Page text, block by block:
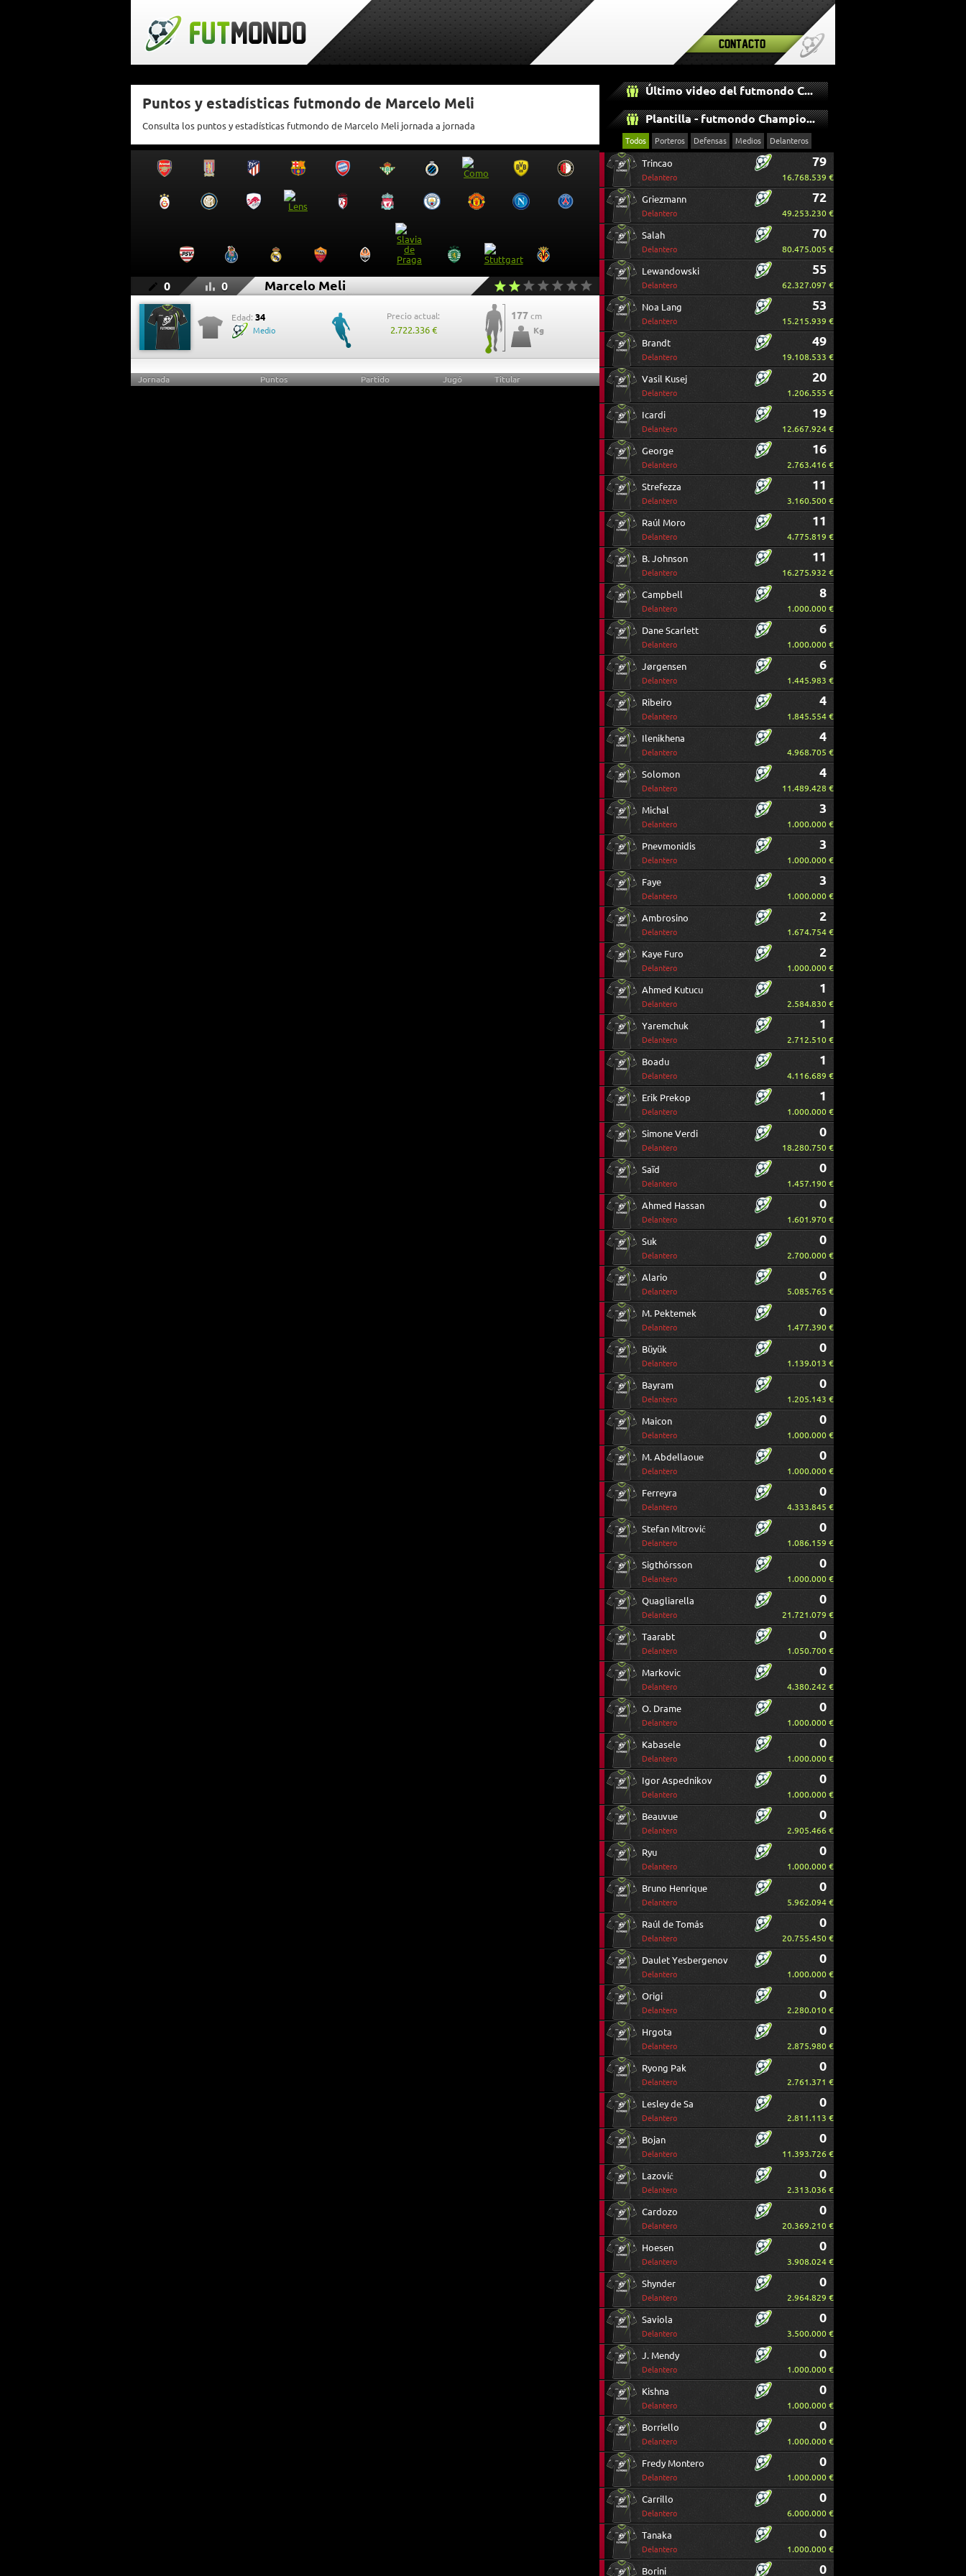
Contacto
Puntos y estadísticas futmondo de Marcelo Meli
Consulta los puntos y estadísticas futmondo de Marcelo Meli jornada a jornada
0 0 Marcelo Meli
Edad: 34
Medio
Precio actual:
2.722.336 €
177 cm
Kg
Jornada Puntos Partido Jugó Titular
Último video del futmondo Champions
Plantilla - futmondo Champions
Todos Porteros Defensas Medios Delanteros
Trincao
Delantero
79
16.768.539 €
Griezmann
Delantero
72
49.253.230 €
Salah
Delantero
70
80.475.005 €
Lewandowski
Delantero
55
62.327.097 €
Noa Lang
Delantero
53
15.215.939 €
Brandt
Delantero
49
19.108.533 €
Vasil Kusej
Delantero
20
1.206.555 €
Icardi
Delantero
19
12.667.924 €
George
Delantero
16
2.763.416 €
Strefezza
Delantero
11
3.160.500 €
Raúl Moro
Delantero
11
4.775.819 €
B. Johnson
Delantero
11
16.275.932 €
Campbell
Delantero
8
1.000.000 €
Dane Scarlett
Delantero
6
1.000.000 €
Jørgensen
Delantero
6
1.445.983 €
Ribeiro
Delantero
4
1.845.554 €
Ilenikhena
Delantero
4
4.968.705 €
Solomon
Delantero
4
11.489.428 €
Michal
Delantero
3
1.000.000 €
Pnevmonidis
Delantero
3
1.000.000 €
Faye
Delantero
3
1.000.000 €
Ambrosino
Delantero
2
1.674.754 €
Kaye Furo
Delantero
2
1.000.000 €
Ahmed Kutucu
Delantero
1
2.584.830 €
Yaremchuk
Delantero
1
2.712.510 €
Boadu
Delantero
1
4.116.689 €
Erik Prekop
Delantero
1
1.000.000 €
Simone Verdi
Delantero
0
18.280.750 €
Saïd
Delantero
0
1.457.190 €
Ahmed Hassan
Delantero
0
1.601.970 €
Suk
Delantero
0
2.700.000 €
Alario
Delantero
0
5.085.765 €
M. Pektemek
Delantero
0
1.477.390 €
Büyük
Delantero
0
1.139.013 €
Bayram
Delantero
0
1.205.143 €
Maicon
Delantero
0
1.000.000 €
M. Abdellaoue
Delantero
0
1.000.000 €
Ferreyra
Delantero
0
4.333.845 €
Stefan Mitrović
Delantero
0
1.086.159 €
Sigthórsson
Delantero
0
1.000.000 €
Quagliarella
Delantero
0
21.721.079 €
Taarabt
Delantero
0
1.050.700 €
Markovic
Delantero
0
4.380.242 €
O. Drame
Delantero
0
1.000.000 €
Kabasele
Delantero
0
1.000.000 €
Igor Aspednikov
Delantero
0
1.000.000 €
Beauvue
Delantero
0
2.905.466 €
Ryu
Delantero
0
1.000.000 €
Bruno Henrique
Delantero
0
5.962.094 €
Raúl de Tomás
Delantero
0
20.755.450 €
Daulet Yesbergenov
Delantero
0
1.000.000 €
Origi
Delantero
0
2.280.010 €
Hrgota
Delantero
0
2.875.980 €
Ryong Pak
Delantero
0
2.761.371 €
Lesley de Sa
Delantero
0
2.811.113 €
Bojan
Delantero
0
11.393.726 €
Lazović
Delantero
0
2.313.036 €
Cardozo
Delantero
0
20.369.210 €
Hoesen
Delantero
0
3.908.024 €
Shynder
Delantero
0
2.964.829 €
Saviola
Delantero
0
3.500.000 €
J. Mendy
Delantero
0
1.000.000 €
Kishna
Delantero
0
1.000.000 €
Borriello
Delantero
0
1.000.000 €
Fredy Montero
Delantero
0
1.000.000 €
Carrillo
Delantero
0
6.000.000 €
Tanaka
Delantero
0
1.000.000 €
Borini 0